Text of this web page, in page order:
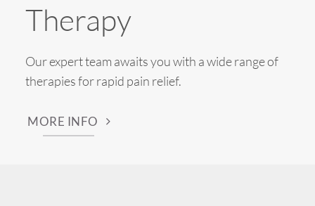
Therapy
Our expert team awaits you with a wide range of
therapies for rapid pain relief.
MORE INFO